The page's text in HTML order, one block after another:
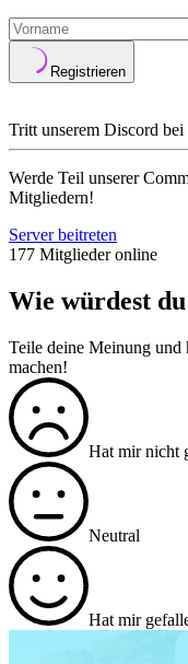
Registrieren
Tritt unserem Discord bei
Werde Teil unserer
Mitgliedern!
Server beitreten
177 Mitglieder online
Wie würdest
Teile deine Meinung und
machen!
Hat mir nicht
Neutral
Hat mir